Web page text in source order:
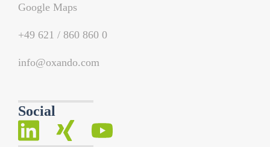
Google Maps
+49 621 / 860 860 0
info@oxando.com
Social